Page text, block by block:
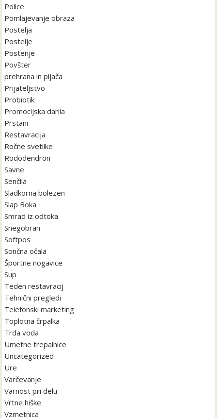
Police
Pomlajevanje obraza
Postelja
Postelje
Postenje
Povšter
prehrana in pijača
Prijateljstvo
Probiotik
Promocijska darila
Prstani
Restavracija
Ročne svetilke
Rododendron
Savne
Senčila
Sladkorna bolezen
Slap Boka
Smrad iz odtoka
Snegobran
Softpos
Sončna očala
Športne nogavice
Sup
Teden restavracij
Tehnični pregledi
Telefonski marketing
Toplotna črpalka
Trda voda
Umetne trepalnice
Uncategorized
Ure
Varčevanje
Varnost pri delu
Vrtne hiške
Vzmetnica